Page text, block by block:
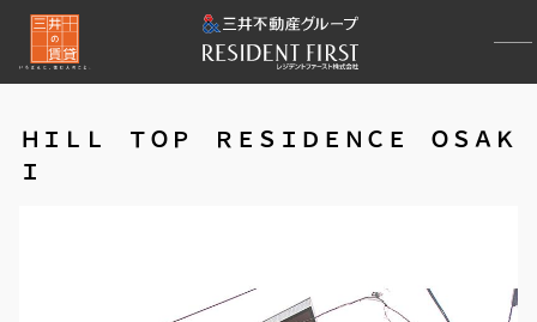
ＨＩＬＬ ＴＯＰ ＲＥＳＩＤＥＮＣＥ ＯＳＡＫ
Ｉ